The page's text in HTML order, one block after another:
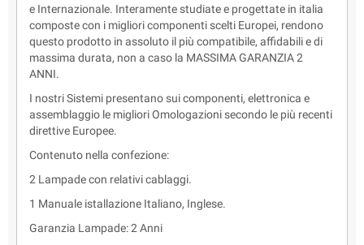
e Internazionale. Interamente studiate e progettate in italia
composte con i migliori componenti scelti Europei, rendono
questo prodotto in assoluto il più compatibile, affidabili e di
massima durata, non a caso la MASSIMA GARANZIA 2
ANNI.
I nostri Sistemi presentano sui componenti, elettronica e
assemblaggio le migliori Omologazioni secondo le più recenti
direttive Europee.
Contenuto nella confezione:
2 Lampade con relativi cablaggi.
1 Manuale istallazione Italiano, Inglese.
Garanzia Lampade: 2 Anni